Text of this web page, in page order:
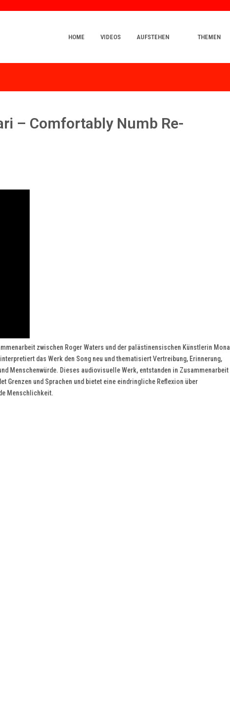
HOME VIDEOS AUFSTEHEN THEMEN
– Comfortably Numb Re-
zwischen Roger Waters und der palästinensischen Künstlerin Mona
das Werk den Song neu und thematisiert Vertreibung, Erinnerung,
Menschenwürde. Dieses audiovisuelle Werk, entstanden in Zusammenarbeit
Grenzen und Sprachen und bietet eine eindringliche Reflexion über
Menschlichkeit.